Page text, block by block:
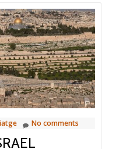
No comments